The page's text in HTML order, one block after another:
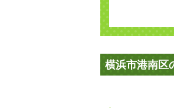
横浜市港南区